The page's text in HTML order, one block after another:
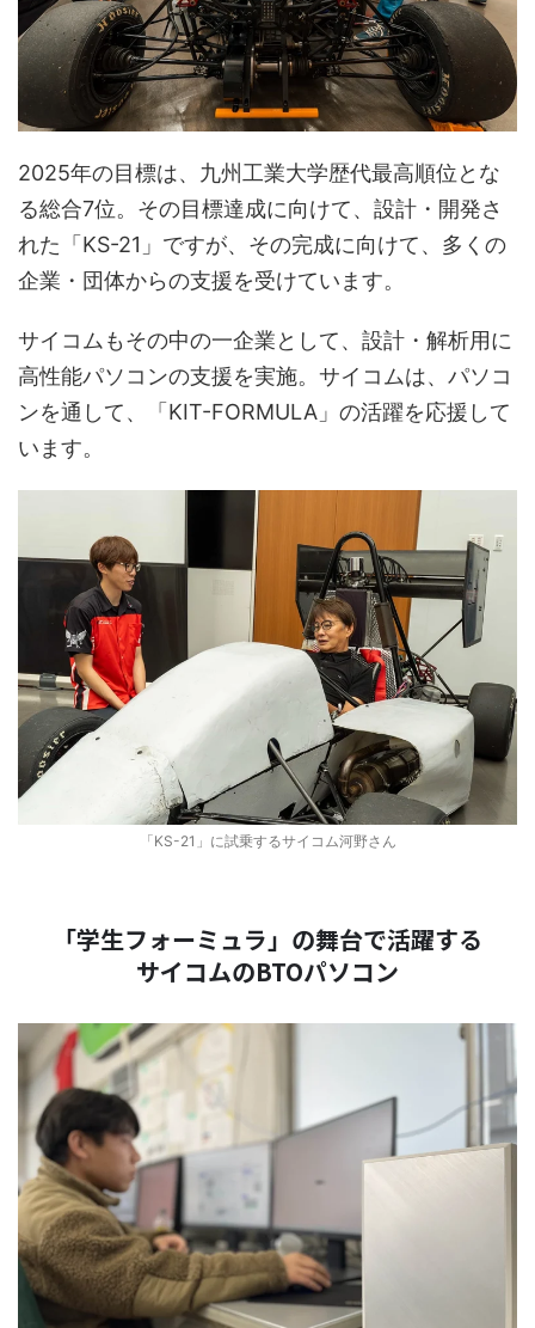
2025年の目標は、九州工業大学歴代最高順位とな
る総合7位。その目標達成に向けて、設計・開発さ
れた「KS-21」ですが、その完成に向けて、多くの
企業・団体からの支援を受けています。
サイコムもその中の一企業として、設計・解析用に
高性能パソコンの支援を実施。サイコムは、パソコ
ンを通して、「KIT-FORMULA」の活躍を応援して
います。
「KS-21」に試乗するサイコム河野さん
「学生フォーミュラ」の舞台で活躍する
サイコムのBTOパソコン